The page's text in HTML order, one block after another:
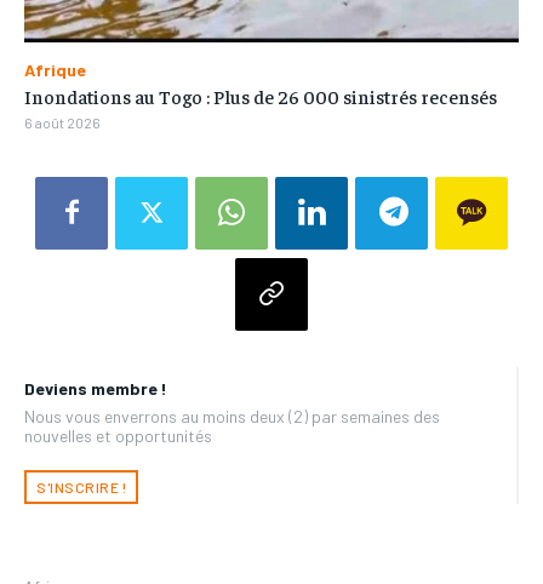
Deviens membre !
Nous vous enverrons au moins deux (2) par semaines des
nouvelles et opportunités
S'INSCRIRE !
Afrique
Inondations au Togo : Plus de 26 000 sinistrés recensés
6 août 2026